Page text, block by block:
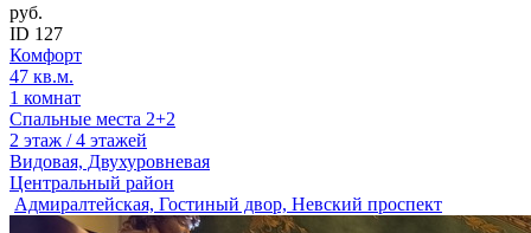
руб.
ID 127
Комфорт
47 кв.м.
1 комнат
Спальные места 2+2
2 этаж / 4 этажей
Видовая, Двухуровневая
Центральный район
Адмиралтейская, Гостиный двор, Невский проспект